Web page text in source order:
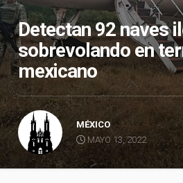
Detectan 92 naves
sobrevolando en
mexicano
MÉXICO
MAYO 13, 2022